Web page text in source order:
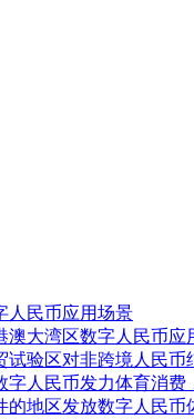
人民币应用场景
澳大湾区数字人民币应
试验区对非跨境人民币
字人民币发力体育消
的地区发放数字人民币